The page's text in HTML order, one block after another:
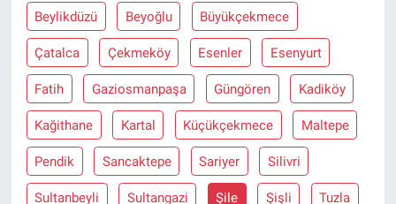
Beylikdüzü Beyoğlu Büyükçekmece
Çatalca Çekmeköy Esenler Esenyurt
Fatih Gaziosmanpaşa Güngören Kadiköy
Kağithane Kartal Küçükçekmece Maltepe
Pendik Sancaktepe Sariyer Silivri
Sultanbeyli Sultangazi Şile Şişli Tuzla